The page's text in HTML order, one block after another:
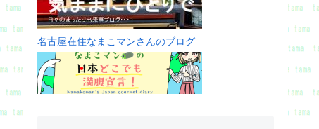
名古屋在住なまこマンさんのブログ